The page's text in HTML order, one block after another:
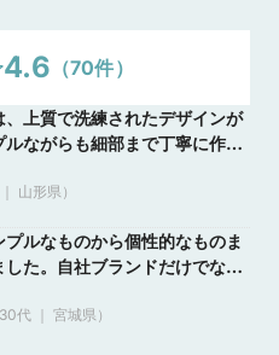
4.6 （70件）
、上質で洗練されたデザインが
ルながらも細部まで丁寧に作ら
です。長く愛用できる飽きの
り、普段使いでも特別な日で
ます。ダイヤモンドの輝きや着
れており、二人にとって特別
やすいブランドだと感じまし
山形県）
ルなものから個性的なものま
した。自社ブランドだけでな
、国内ブランドのものも豊富
ものから検討することができ
アフターケアもしっかりしてい
代 ｜ 宮城県）